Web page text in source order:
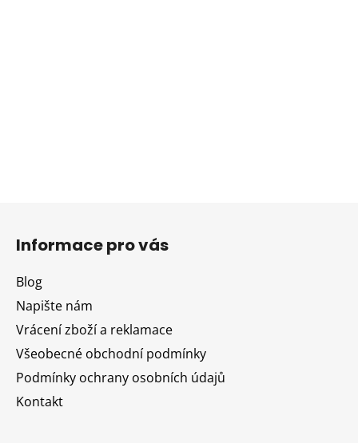
Informace pro vás
Blog
Napište nám
Vrácení zboží a reklamace
Všeobecné obchodní podmínky
Podmínky ochrany osobních údajů
Kontakt